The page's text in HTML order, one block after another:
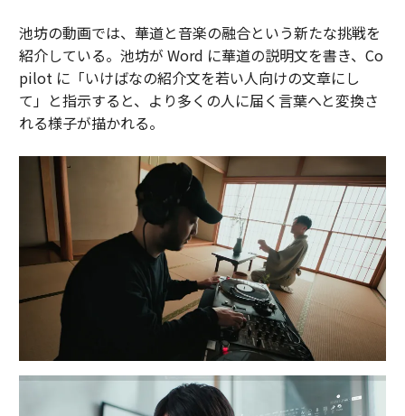
池坊の動画では、華道と音楽の融合という新たな挑戦を
紹介している。池坊が Word に華道の説明文を書き、Co
pilot に「いけばなの紹介文を若い人向けの文章にし
て」と指示すると、より多くの人に届く言葉へと変換さ
れる様子が描かれる。